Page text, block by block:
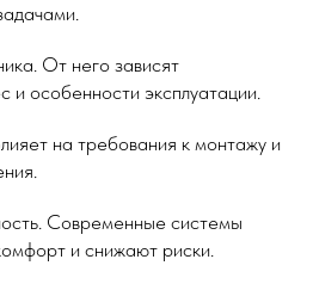
От него зависят
и особенности эксплуатации.
на требования к монтажу и
Современные системы
и снижают риски.